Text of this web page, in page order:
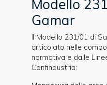
Modello
Gamar
Il Modello 231/01 di
articolato nelle
normativa e dalle
Confindustria: